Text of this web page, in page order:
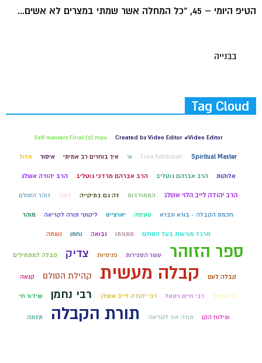
הטיפ היומי – 45, "כל המחלה אשר שמתי במצרים לא אשים...
בבנייה
Tag Cloud
Created by Video Editor #Video Editor
Self mastery Final (2).mp4
Spiritual Master
True Kabbalah א' איך בוחרים רב אמיתי איסור אלול
אלוקות הרב אברהם גוטליב הרב אברהם מרדכי גוטליב הרב יהודה אשלג
הרב יהודה לייב הלוי אשלג התמודדות זה גם בתיקייה זוהר זוהר הסולם
חכמת הקבלה - בורא ונברא טעימה יארצייט ליקוטי תורה לקריאה מוהר
מרכז מורשת בעל הסולם מתורתו נבואה נחמן נשמה
ספר הזוהר עשר הספירות פנימיות צדיק קבלה למתחילים
קבלה לעם קבלה מעשית קהילת הסולם קנאה
רב אמיתי רבי חיים ויטאל רבי יהודה לייב אשלג רבי נחמן שידור חי
שילוח הקן תורה אור לקריאה תורת הקבלה תזונה